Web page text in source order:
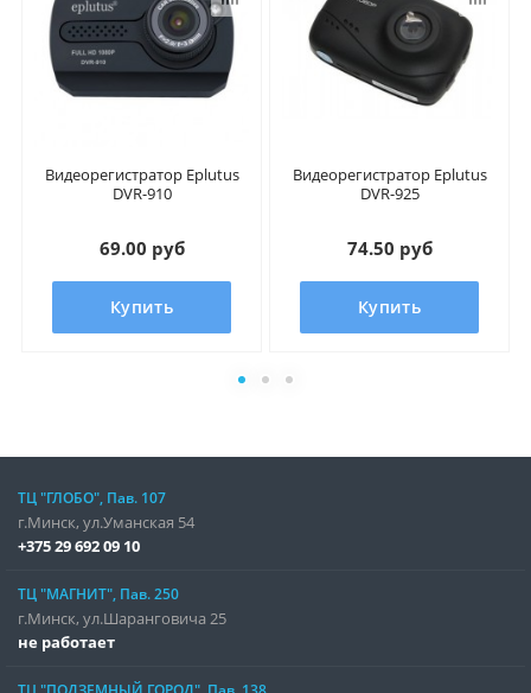
Видеорегистратор Eplutus
DVR-910
69.00 руб
Купить
Видеорегистратор Eplutus
DVR-925
74.50 руб
Купить
ТЦ "ГЛОБО", Пав. 107
г.Минск, ул.Уманская 54
+375 29 692 09 10
ТЦ "МАГНИТ", Пав. 250
г.Минск, ул.Шаранговича 25
не работает